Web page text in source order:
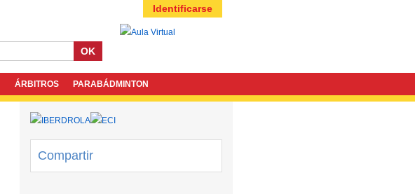
Identificarse
OK
ÁRBITROS PARABÁDMINTON
Compartir